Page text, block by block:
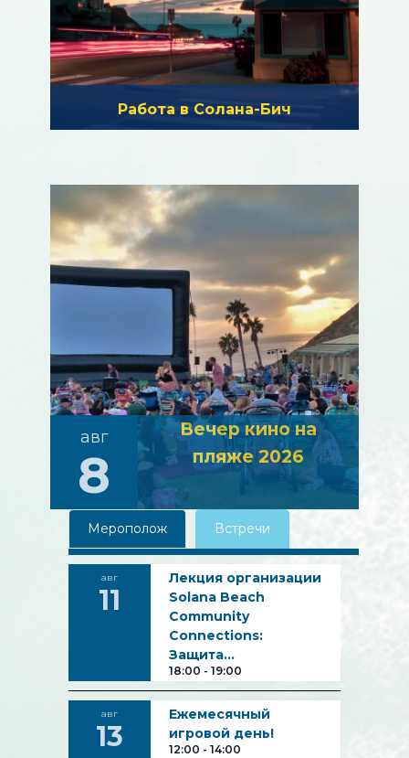
Работа в Солана-Бич
авг
8
Вечер кино на
пляже 2026
Мерополож Встречи
авг
11
Лекция организации
Solana Beach
Community
Connections:
Защита…
18:00 - 19:00
авг
13
Ежемесячный
игровой день!
12:00 - 14:00